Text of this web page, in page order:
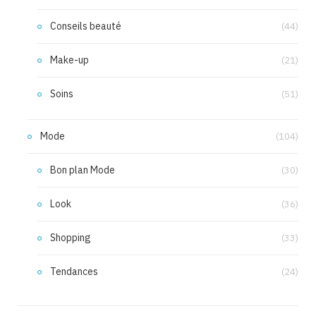
Conseils beauté (44)
Make-up (21)
Soins (51)
Mode (104)
Bon plan Mode (30)
Look (36)
Shopping (33)
Tendances (24)